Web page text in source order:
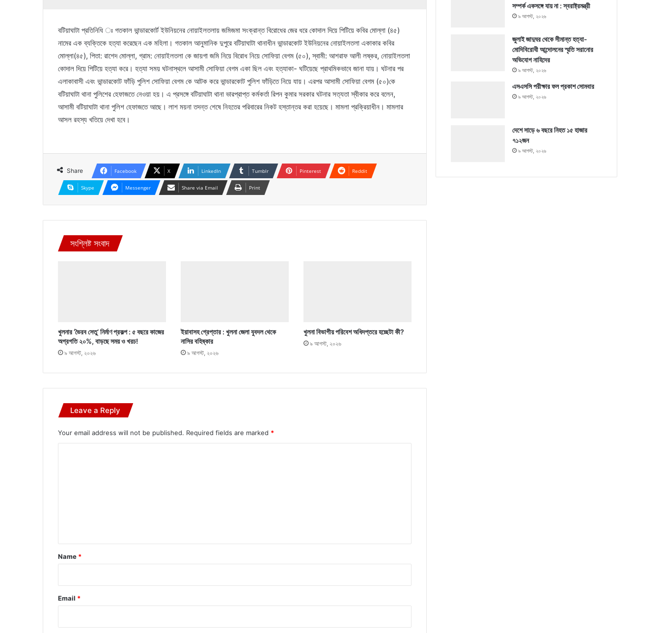
বটিয়াঘাটা প্রতিনিধি ঃ গতকাল ভান্ডারকোর্ট ইউনিয়নের নোয়াইলতলায় জমিজমা সংক্রান্ত বিরোধের জের ধরে কোদাল দিয়ে পিটিয়ে কবির মোল্লা (৪৫)
নামের এক ব্যক্তিকে হত্যা করেছেন এক মহিলা। গতকাল আনুমানিক দুপুরে বটিয়াঘাটা থানাধীন ভান্ডারকোট ইউনিয়নের নোয়াইলতলা একাকার কবির
মোল্লা(৪৫), পিতা: রাশেদ মোল্লা, গ্রাম: নোয়াইলতলা কে জায়গা জমি নিয়ে বিরোধ নিয়ে সোফিয়া বেগম (৫০), স্বামী: আশরাফ আলী লষ্কর, নোয়াইলতলা
কোদাল দিয়ে পিটিয়ে হত্যা করে। হত্যা সময় ঘটনাস্থলে আসামী সোফিয়া বেগম একা ছিল এবং হত্যাকা- ঘটিয়েছে প্রাথমিকভাবে জানা যায়। ঘটনার পর
এলাকাবাসী এবং ভান্ডারকোট ফাঁড়ি পুলিশ সোফিয়া বেগম কে আটক করে ভান্ডারকোট পুলিশ ফাঁড়িতে নিয়ে যায়। এরপর আসামী সোফিয়া বেগম (৫০)কে
বটিয়াঘাটা থানা পুলিশের হেফাজতে নেওয়া হয়। এ প্রসঙ্গে বটিয়াঘাটা থানা ভারপ্রাপ্ত কর্মকর্তা রিপন কুমার সরকার ঘটনার সত্যতা স্বীকার করে বলেন,
আসামী বটিয়াঘাটা থানা পুলিশ হেফাজতে আছে। লাশ ময়না তদন্ত শেষে নিহতের পরিবারের নিকট হস্তান্তর করা হয়েছে। মামলা প্রক্রিয়াধীন। মামলার
আসল রহস্য খতিয়ে দেখা হবে।
Share Facebook X LinkedIn Tumblr Pinterest Reddit
Skype Messenger Share via Email Print
সংশ্লিষ্ট সংবাদ
খুলনার ‘ভৈরব সেতু’ নির্মাণ প্রকল্প : ৫ বছরে কাজের
অগ্রগতি ২০%, বাড়ছে সময় ও খরচ!
৯ আগস্ট, ২০২৬
ইয়াবাসহ গ্রেপ্তার : খুলনা জেলা যুবদল থেকে
নাসির বহিষ্কার
৯ আগস্ট, ২০২৬
খুলনা বিভাগীয় পরিবেশ অধিদপ্তরে হচ্ছেটা কী?
৯ আগস্ট, ২০২৬
Leave a Reply
Your email address will not be published. Required fields are marked *
*
Name *
Email *
সম্পর্ক একসঙ্গে যায় না : স্বরাষ্ট্রমন্ত্রী
৯ আগস্ট, ২০২৬
জুলাই জাদুঘর থেকে সীমান্ত হত্যা-
মোদিবিরোধী আন্দোলনের স্মৃতি সরানোর
অভিযোগ নাহিদের
৯ আগস্ট, ২০২৬
এসএসসি পরীক্ষার ফল প্রকাশ সোমবার
৯ আগস্ট, ২০২৬
দেশে সাড়ে ৬ বছরে নিহত ১৫ হাজার
৭১২জন
৯ আগস্ট, ২০২৬